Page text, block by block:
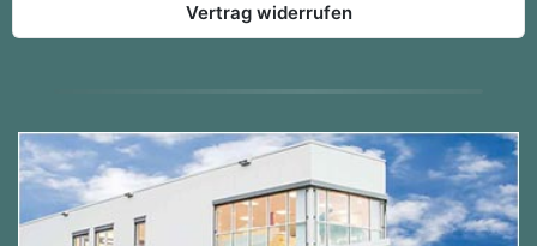
Vertrag widerrufen